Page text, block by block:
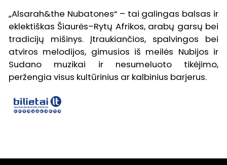
„Alsarah&the Nubatones“ – tai galingas balsas ir
eklektiškas Šiaurės–Rytų Afrikos, arabų garsų bei
tradicijų mišinys. Įtraukiančios, spalvingos bei
atviros melodijos, gimusios iš meilės Nubijos ir
Sudano muzikai ir nesumeluoto tikėjimo,
peržengia visus kultūrinius ar kalbinius barjerus.